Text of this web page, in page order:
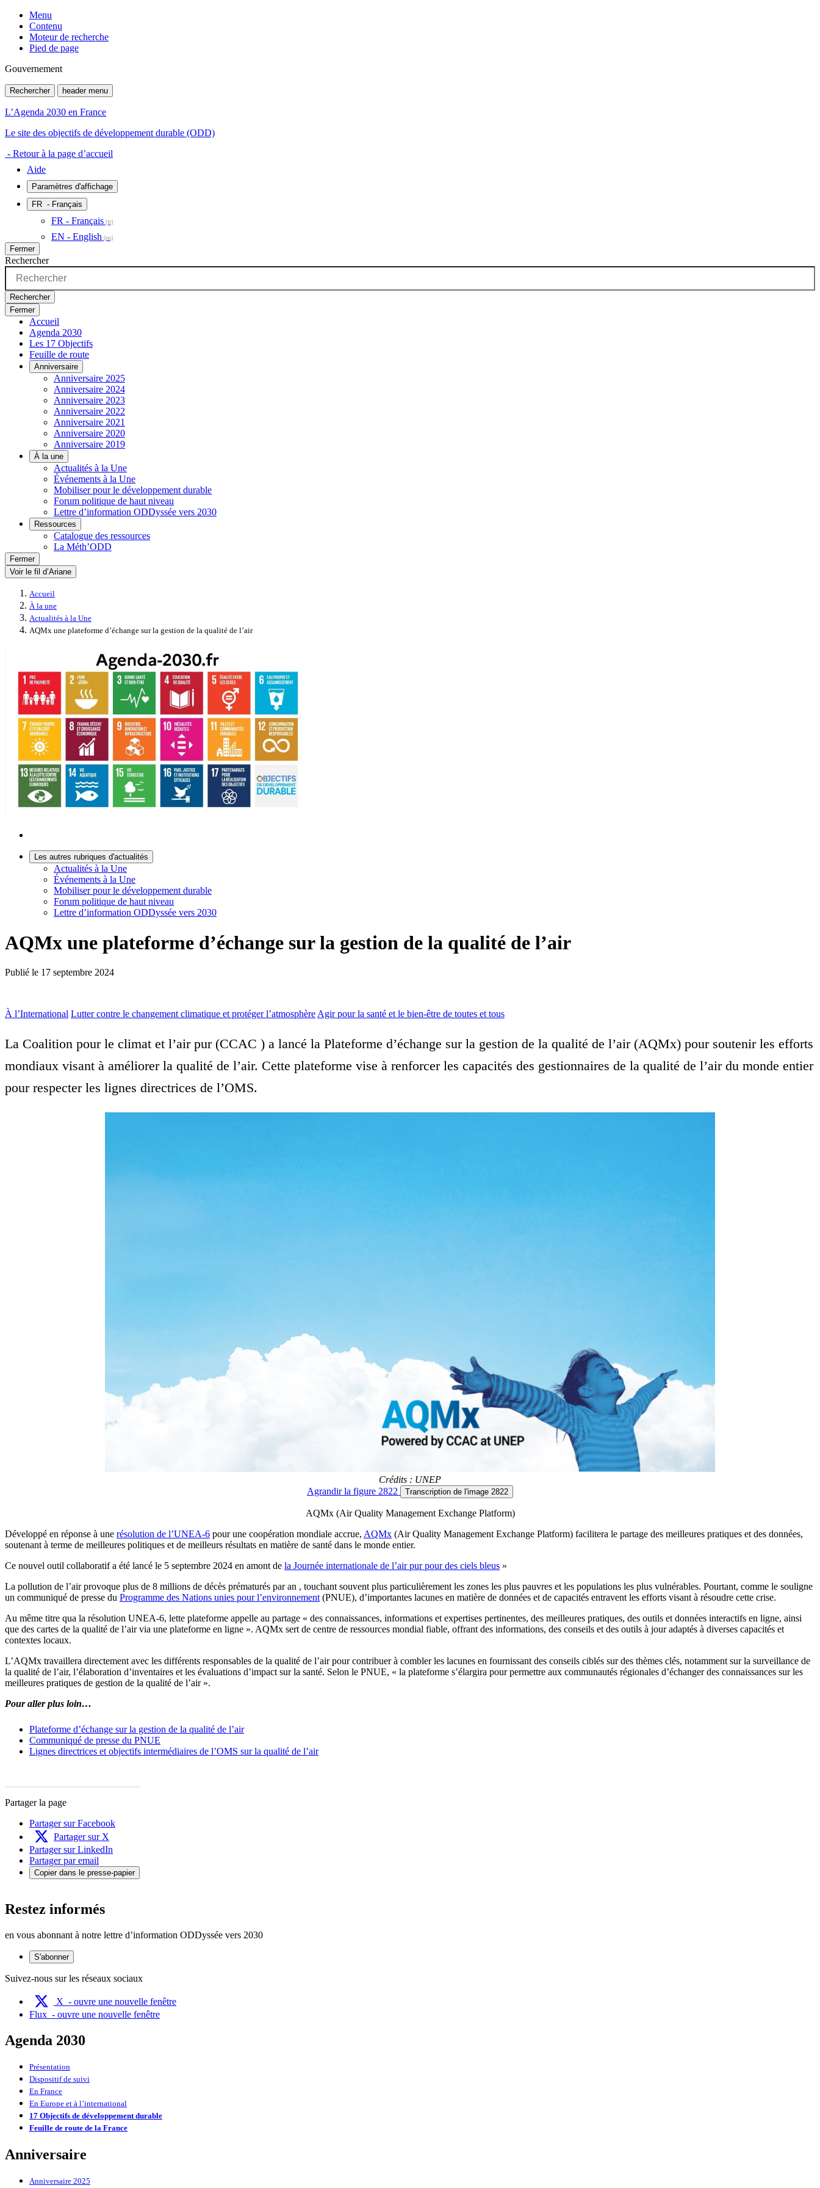
Menu
Contenu
Moteur de recherche
Pied de page
Gouvernement
Rechercher header menu
L’Agenda 2030 en France
Le site des objectifs de développement durable (ODD)
- Retour à la page d’accueil
Aide
Paramètres d'affichage
FR - Français
FR - Français
EN - English
Fermer
Rechercher
Rechercher
Fermer
Accueil
Agenda 2030
Les 17 Objectifs
Feuille de route
Anniversaire
Anniversaire 2025
Anniversaire 2024
Anniversaire 2023
Anniversaire 2022
Anniversaire 2021
Anniversaire 2020
Anniversaire 2019
À la une
Actualités à la Une
Événements à la Une
Mobiliser pour le développement durable
Forum politique de haut niveau
Lettre d’information ODDyssée vers 2030
Ressources
Catalogue des ressources
La Méth’ODD
Fermer
Voir le fil d’Ariane
Accueil
À la une
Actualités à la Une
AQMx une plateforme d’échange sur la gestion de la qualité de l’air
Les autres rubriques d'actualités
Actualités à la Une
Événements à la Une
Mobiliser pour le développement durable
Forum politique de haut niveau
Lettre d’information ODDyssée vers 2030
AQMx une plateforme d’échange sur la gestion de la qualité de l’air
Publié le 17 septembre 2024
À l’International Lutter contre le changement climatique et protéger l’atmosphère Agir pour la santé et le bien-être de toutes et tous
La Coalition pour le climat et l’air pur (CCAC ) a lancé la Plateforme d’échange sur la gestion de la qualité de l’air (AQMx) pour soutenir les efforts
mondiaux visant à améliorer la qualité de l’air. Cette plateforme vise à renforcer les capacités des gestionnaires de la qualité de l’air du monde entier
pour respecter les lignes directrices de l’OMS.
Crédits : UNEP
Agrandirla figure 2822 Transcription de l'image 2822
AQMx (Air Quality Management Exchange Platform)
Développé en réponse à une résolution de l’UNEA-6 pour une coopération mondiale accrue, AQMx (Air Quality Management Exchange Platform) facilitera le partage des meilleures pratiques et des données,
soutenant à terme de meilleures politiques et de meilleurs résultats en matière de santé dans le monde entier.
Ce nouvel outil collaboratif a été lancé le 5 septembre 2024 en amont de la Journée internationale de l’air pur pour des ciels bleus »
La pollution de l’air provoque plus de 8 millions de décès prématurés par an , touchant souvent plus particulièrement les zones les plus pauvres et les populations les plus vulnérables. Pourtant, comme le souligne
un communiqué de presse du Programme des Nations unies pour l’environnement (PNUE), d’importantes lacunes en matière de données et de capacités entravent les efforts visant à résoudre cette crise.
Au même titre qua la résolution UNEA-6, lette plateforme appelle au partage « des connaissances, informations et expertises pertinentes, des meilleures pratiques, des outils et données interactifs en ligne, ainsi
que des cartes de la qualité de l’air via une plateforme en ligne ». AQMx sert de centre de ressources mondial fiable, offrant des informations, des conseils et des outils à jour adaptés à diverses capacités et
contextes locaux.
L’AQMx travaillera directement avec les différents responsables de la qualité de l’air pour contribuer à combler les lacunes en fournissant des conseils ciblés sur des thèmes clés, notamment sur la surveillance de
la qualité de l’air, l’élaboration d’inventaires et les évaluations d’impact sur la santé. Selon le PNUE, « la plateforme s’élargira pour permettre aux communautés régionales d’échanger des connaissances sur les
meilleures pratiques de gestion de la qualité de l’air ».
Pour aller plus loin…
Plateforme d’échange sur la gestion de la qualité de l’air
Communiqué de presse du PNUE
Lignes directrices et objectifs intermédiaires de l’OMS sur la qualité de l’air
Partager la page
Partager sur Facebook
Partager sur X
Partager sur LinkedIn
Partager par email
Copier dans le presse-papier
Restez informés
en vous abonnant à notre lettre d’information ODDyssée vers 2030
S'abonner
Suivez-nous sur les réseaux sociaux
X - ouvre une nouvelle fenêtre
Flux - ouvre une nouvelle fenêtre
Agenda 2030
Présentation
Dispositif de suivi
En France
En Europe et à l’international
17 Objectifs de développement durable
Feuille de route de la France
Anniversaire
Anniversaire 2025